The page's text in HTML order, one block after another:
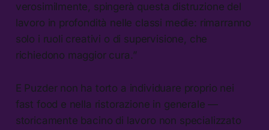
verosimilmente, spingerà questa distruzione del
lavoro in profondità nelle classi medie: rimarranno
solo i ruoli creativi o di supervisione, che
richiedono maggior cura.”
E Puzder non ha torto a individuare proprio nei
fast food e nella ristorazione in generale —
storicamente bacino di lavoro non specializzato